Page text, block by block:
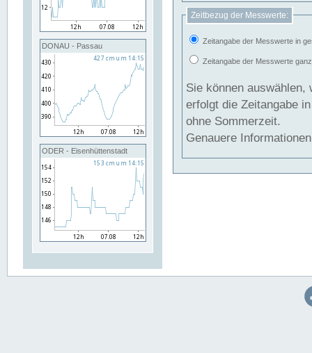
DONAU - Passau
ODER - Eisenhüttenstadt
Zeitbezug der Messwerte:
Zeitangabe der Messwerte in
Zeitangabe der Messwerte
Sie können auswählen,
erfolgt die Zeitangabe
ohne Sommerzeit.
Genauere